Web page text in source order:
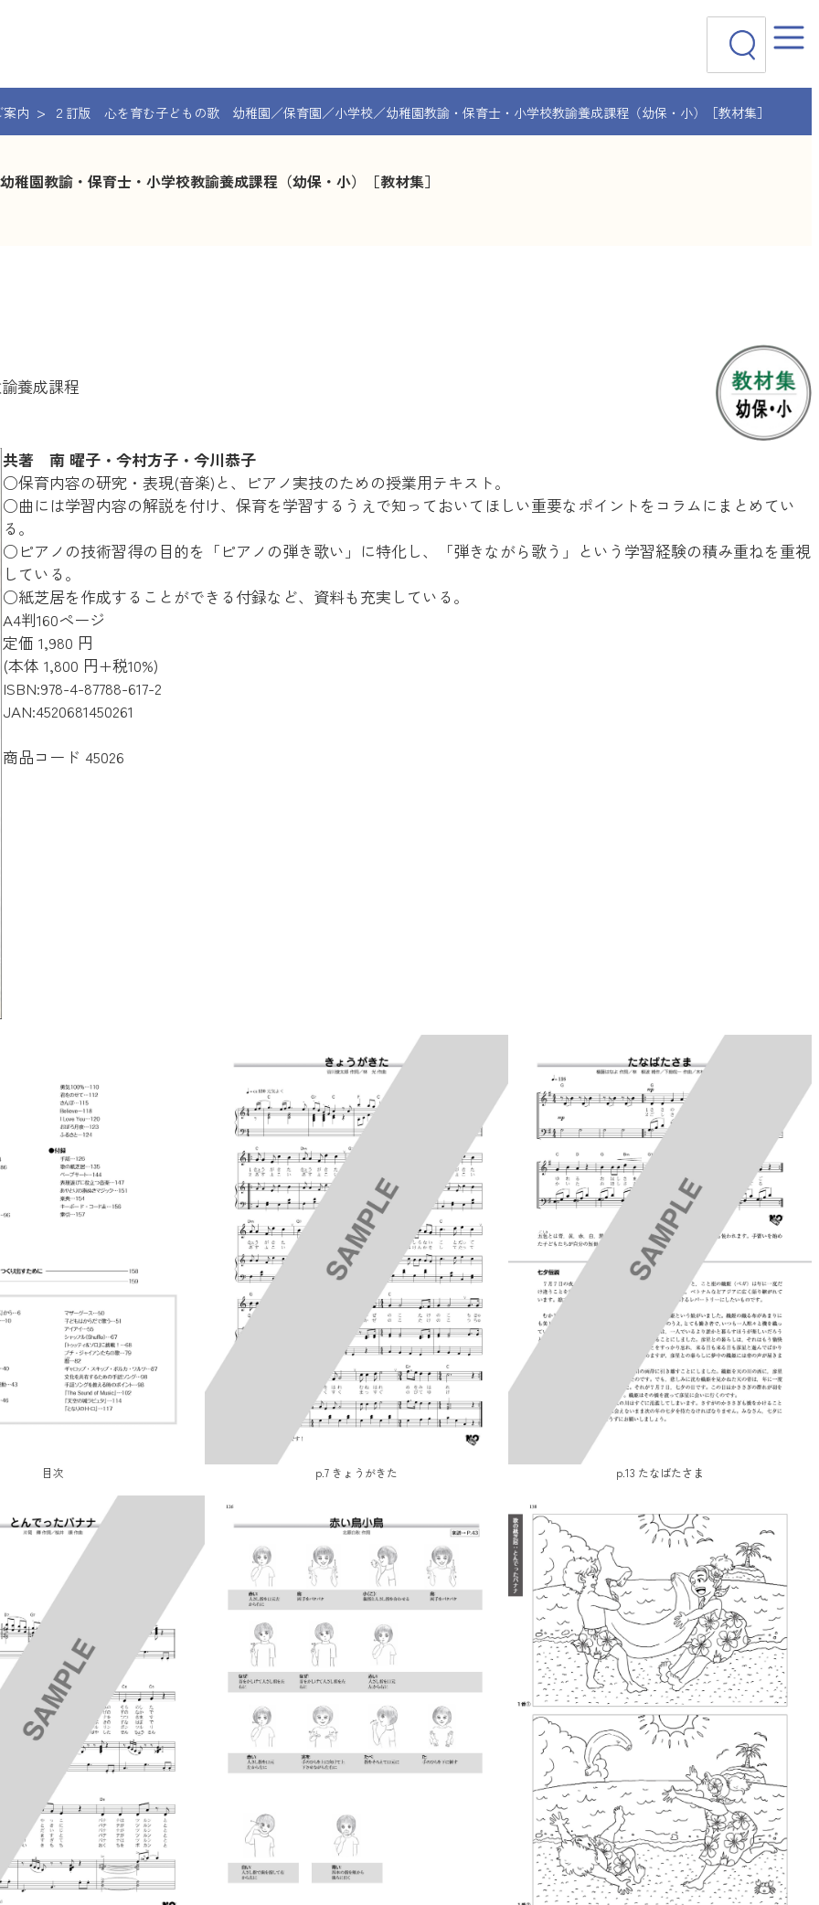
内 ２訂版 心を育む子どもの歌 幼稚園／保育園／小学校／幼稚園教諭・保育士・小学校教諭養成課程（幼保・小）［教材集］
園教諭・保育士・小学校教諭養成課程（幼保・小）［教材集］
養成課程
共著 南 曜子・今村方子・今川恭子
○保育内容の研究・表現(音楽)と、ピアノ実技のための授業用テキスト。
○曲には学習内容の解説を付け、保育を学習するうえで知っておいてほしい重要なポイントをコラムにまとめてい
る。
○ピアノの技術習得の目的を「ピアノの弾き歌い」に特化し、「弾きながら歌う」という学習経験の積み重ねを重視
している。
○紙芝居を作成することができる付録など、資料も充実している。
A4判160ページ
定価 1,980 円
(本体 1,800 円+税10%)
ISBN:978-4-87788-617-2
JAN:4520681450261
商品コード 45026
目次 p.7 きょうがきた p.13 たなばたさま